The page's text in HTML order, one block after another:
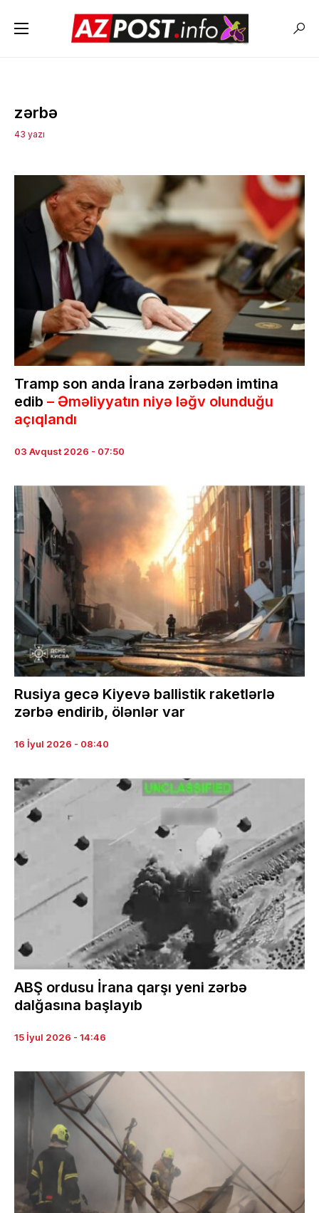
zərbə
43 yazı
Tramp son anda İrana zərbədən imtina
edib – Əməliyyatın niyə ləğv olunduğu
açıqlandı
03 Avqust 2026 - 07:50
Rusiya gecə Kiyevə ballistik raketlərlə
zərbə endirib, ölənlər var
16 İyul 2026 - 08:40
ABŞ ordusu İrana qarşı yeni zərbə
dalğasına başlayıb
15 İyul 2026 - 14:46